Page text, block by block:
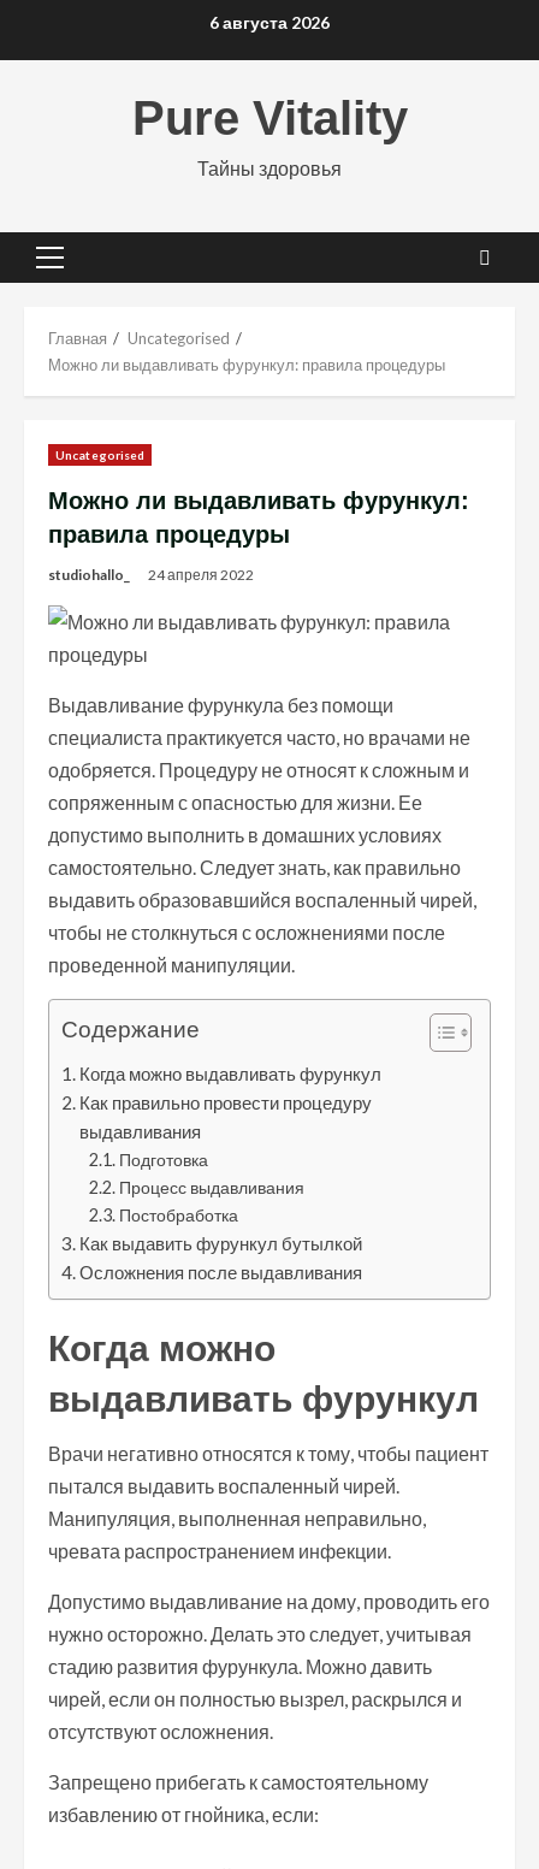
6 августа 2026
Pure Vitality
Тайны здоровья
Основное
Главная
Uncategorised
Можно ли выдавливать фурункул: правила процедуры
Uncategorised
Можно ли выдавливать фурункул:
правила процедуры
studiohallo_ 24 апреля 2022
Выдавливание фурункула без помощи
специалиста практикуется часто, но врачами не
одобряется. Процедуру не относят к сложным и
сопряженным с опасностью для жизни. Ее
допустимо выполнить в домашних условиях
самостоятельно. Следует знать, как правильно
выдавить образовавшийся воспаленный чирей,
чтобы не столкнуться с осложнениями после
проведенной манипуляции.
Содержание
Когда можно выдавливать фурункул
Как правильно провести процедуру
выдавливания
Подготовка
Процесс выдавливания
Постобработка
Как выдавить фурункул бутылкой
Осложнения после выдавливания
Когда можно
выдавливать фурункул
Врачи негативно относятся к тому, чтобы пациент
пытался выдавить воспаленный чирей.
Манипуляция, выполненная неправильно,
чревата распространением инфекции.
Допустимо выдавливание на дому, проводить его
нужно осторожно. Делать это следует, учитывая
стадию развития фурункула. Можно давить
чирей, если он полностью вызрел, раскрылся и
отсутствуют осложнения.
Запрещено прибегать к самостоятельному
избавлению от гнойника, если: